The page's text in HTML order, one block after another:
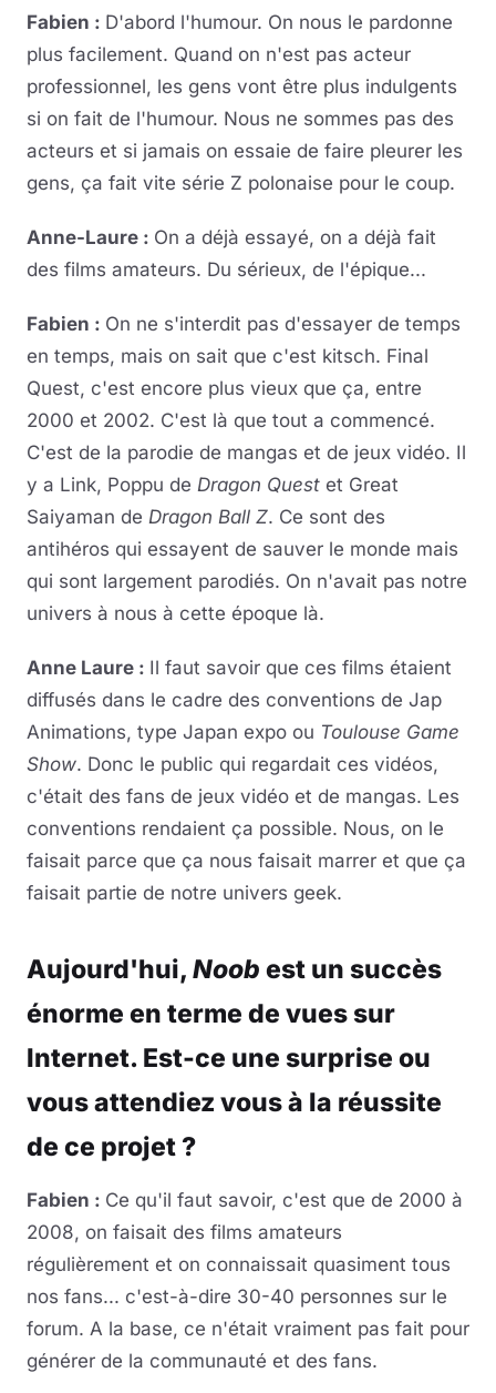
Fabien : D'abord l'humour. On nous le pardonne
plus facilement. Quand on n'est pas acteur
professionnel, les gens vont être plus indulgents
si on fait de l'humour. Nous ne sommes pas des
acteurs et si jamais on essaie de faire pleurer les
gens, ça fait vite série Z polonaise pour le coup.
Anne-Laure : On a déjà essayé, on a déjà fait
des films amateurs. Du sérieux, de l'épique...
Fabien : On ne s'interdit pas d'essayer de temps
en temps, mais on sait que c'est kitsch. Final
Quest, c'est encore plus vieux que ça, entre
2000 et 2002. C'est là que tout a commencé.
C'est de la parodie de mangas et de jeux vidéo. Il
y a Link, Poppu de Dragon Quest et Great
Saiyaman de Dragon Ball Z. Ce sont des
antihéros qui essayent de sauver le monde mais
qui sont largement parodiés. On n'avait pas notre
univers à nous à cette époque là.
Anne Laure : Il faut savoir que ces films étaient
diffusés dans le cadre des conventions de Jap
Animations, type Japan expo ou Toulouse Game
Show. Donc le public qui regardait ces vidéos,
c'était des fans de jeux vidéo et de mangas. Les
conventions rendaient ça possible. Nous, on le
faisait parce que ça nous faisait marrer et que ça
faisait partie de notre univers geek.
Aujourd'hui, Noob est un succès
énorme en terme de vues sur
Internet. Est-ce une surprise ou
vous attendiez vous à la réussite
de ce projet ?
Fabien : Ce qu'il faut savoir, c'est que de 2000 à
2008, on faisait des films amateurs
régulièrement et on connaissait quasiment tous
nos fans... c'est-à-dire 30-40 personnes sur le
forum. A la base, ce n'était vraiment pas fait pour
générer de la communauté et des fans.